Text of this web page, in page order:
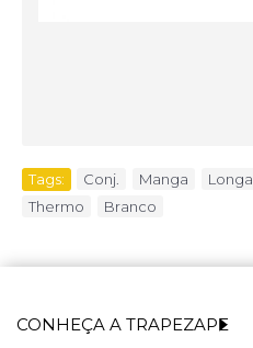
Tags: Conj. Manga Longa
Thermo
Branco
CONHEÇA A TRAPEZAPE